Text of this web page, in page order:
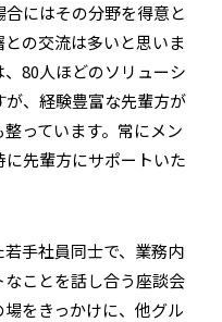
にはその分野を得意と
の交流は多いと思いま
80人ほどのソリューシ
、経験豊富な先輩方が
っています。常にメン
先輩方にサポートいた
手社員同士で、業務内
ことを話し合う座談会
をきっかけに、他グル